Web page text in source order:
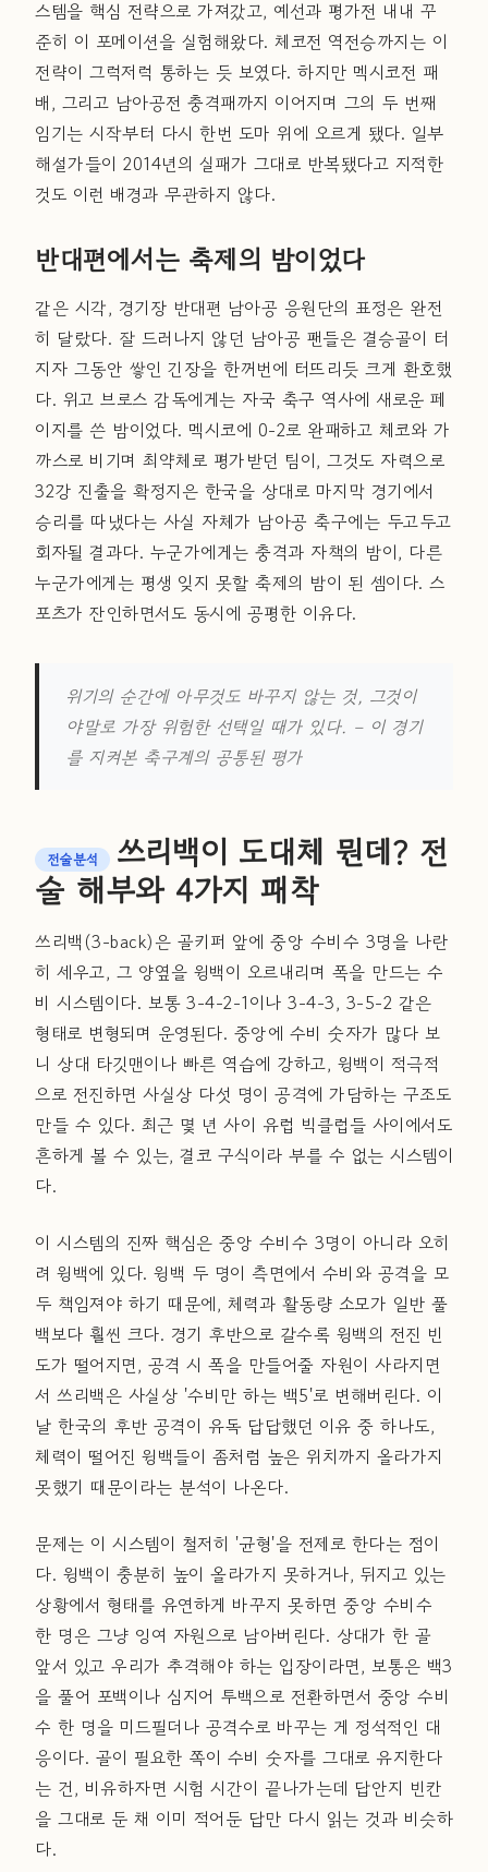
스템을 핵심 전략으로 가져갔고, 예선과 평가전 내내 꾸
준히 이 포메이션을 실험해왔다. 체코전 역전승까지는 이
전략이 그럭저럭 통하는 듯 보였다. 하지만 멕시코전 패
배, 그리고 남아공전 충격패까지 이어지며 그의 두 번째
임기는 시작부터 다시 한번 도마 위에 오르게 됐다. 일부
해설가들이 2014년의 실패가 그대로 반복됐다고 지적한
것도 이런 배경과 무관하지 않다.
반대편에서는 축제의 밤이었다
같은 시각, 경기장 반대편 남아공 응원단의 표정은 완전
히 달랐다. 잘 드러나지 않던 남아공 팬들은 결승골이 터
지자 그동안 쌓인 긴장을 한꺼번에 터뜨리듯 크게 환호했
다. 위고 브로스 감독에게는 자국 축구 역사에 새로운 페
이지를 쓴 밤이었다. 멕시코에 0-2로 완패하고 체코와 가
까스로 비기며 최약체로 평가받던 팀이, 그것도 자력으로
32강 진출을 확정지은 한국을 상대로 마지막 경기에서
승리를 따냈다는 사실 자체가 남아공 축구에는 두고두고
회자될 결과다. 누군가에게는 충격과 자책의 밤이, 다른
누군가에게는 평생 잊지 못할 축제의 밤이 된 셈이다. 스
포츠가 잔인하면서도 동시에 공평한 이유다.
위기의 순간에 아무것도 바꾸지 않는 것, 그것이
야말로 가장 위험한 선택일 때가 있다. – 이 경기
를 지켜본 축구계의 공통된 평가
전술분석
쓰리백이 도대체 뭔데? 전
술 해부와 4가지 패착
쓰리백(3-back)은 골키퍼 앞에 중앙 수비수 3명을 나란
히 세우고, 그 양옆을 윙백이 오르내리며 폭을 만드는 수
비 시스템이다. 보통 3-4-2-1이나 3-4-3, 3-5-2 같은
형태로 변형되며 운영된다. 중앙에 수비 숫자가 많다 보
니 상대 타깃맨이나 빠른 역습에 강하고, 윙백이 적극적
으로 전진하면 사실상 다섯 명이 공격에 가담하는 구조도
만들 수 있다. 최근 몇 년 사이 유럽 빅클럽들 사이에서도
흔하게 볼 수 있는, 결코 구식이라 부를 수 없는 시스템이
다.
이 시스템의 진짜 핵심은 중앙 수비수 3명이 아니라 오히
려 윙백에 있다. 윙백 두 명이 측면에서 수비와 공격을 모
두 책임져야 하기 때문에, 체력과 활동량 소모가 일반 풀
백보다 훨씬 크다. 경기 후반으로 갈수록 윙백의 전진 빈
도가 떨어지면, 공격 시 폭을 만들어줄 자원이 사라지면
서 쓰리백은 사실상 '수비만 하는 백5'로 변해버린다. 이
날 한국의 후반 공격이 유독 답답했던 이유 중 하나도,
체력이 떨어진 윙백들이 좀처럼 높은 위치까지 올라가지
못했기 때문이라는 분석이 나온다.
문제는 이 시스템이 철저히 '균형'을 전제로 한다는 점이
다. 윙백이 충분히 높이 올라가지 못하거나, 뒤지고 있는
상황에서 형태를 유연하게 바꾸지 못하면 중앙 수비수
한 명은 그냥 잉여 자원으로 남아버린다. 상대가 한 골
앞서 있고 우리가 추격해야 하는 입장이라면, 보통은 백3
을 풀어 포백이나 심지어 투백으로 전환하면서 중앙 수비
수 한 명을 미드필더나 공격수로 바꾸는 게 정석적인 대
응이다. 골이 필요한 쪽이 수비 숫자를 그대로 유지한다
는 건, 비유하자면 시험 시간이 끝나가는데 답안지 빈칸
을 그대로 둔 채 이미 적어둔 답만 다시 읽는 것과 비슷하
다.